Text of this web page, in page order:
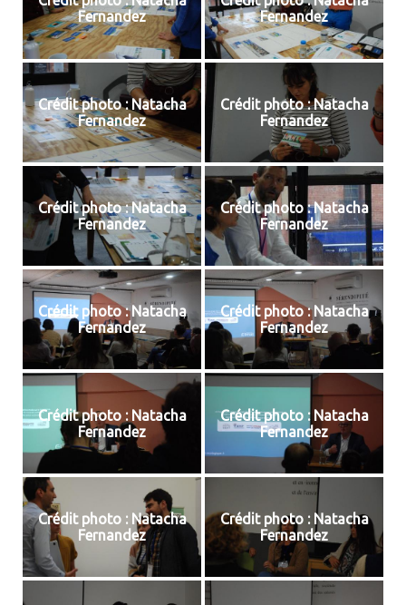
Fernandez
Fernandez
Crédit photo : Natacha
Fernandez
Crédit photo : Natacha
Fernandez
Crédit photo : Natacha
Fernandez
Crédit photo : Natacha
Fernandez
Crédit photo : Natacha
Fernandez
Crédit photo : Natacha
Fernandez
Crédit photo : Natacha
Fernandez
Crédit photo : Natacha
Fernandez
Crédit photo : Natacha
Fernandez
Crédit photo : Natacha
Fernandez